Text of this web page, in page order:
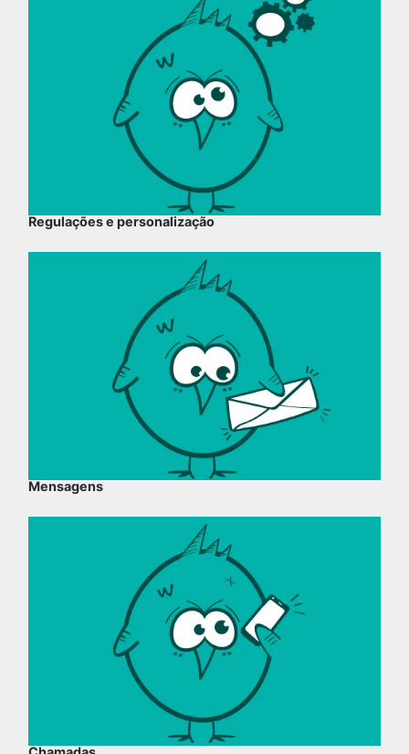
Regulações e personalização
Mensagens